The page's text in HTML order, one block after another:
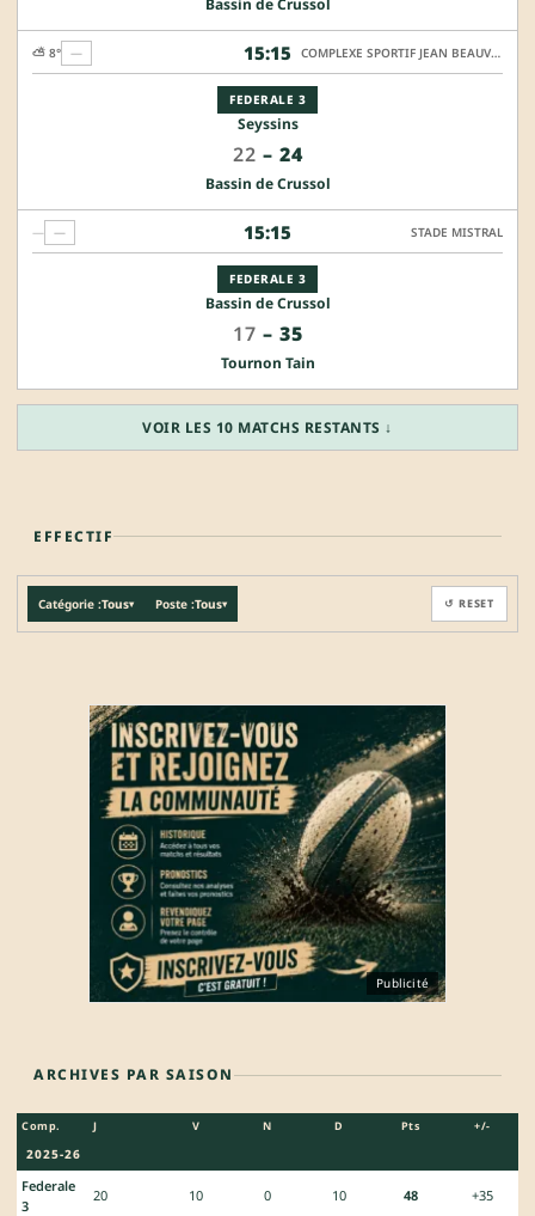
15:15
FEDERALE 3
Seyssins
22 – 24
Bassin de Crussol
⛅ 8° — COMPLEXE SPORTIF JEAN BEAUVALLET - TERRAIN HONNEUR
15:15
FEDERALE 3
Bassin de Crussol
17 – 35
Tournon Tain
— — STADE MISTRAL
VOIR LES 10 MATCHS RESTANTS ↓
EFFECTIF
Catégorie :Tous▾ Poste :Tous▾ ↺ RESET
Publicité
ARCHIVES PAR SAISON
Comp. J V N D Pts +/-
2025-26
Federale
3
20 10 0 10 48 +35